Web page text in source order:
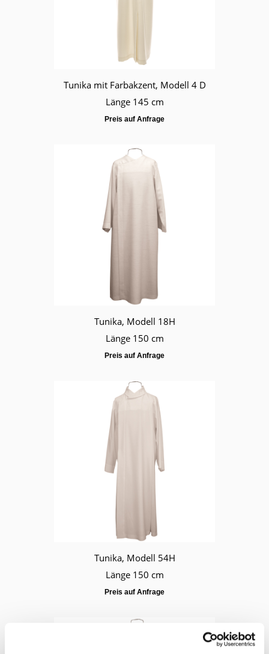
Tunika mit Farbakzent, Modell 4 D
Länge 145 cm
Preis auf Anfrage
Tunika, Modell 18H
Länge 150 cm
Preis auf Anfrage
Tunika, Modell 54H
Länge 150 cm
Preis auf Anfrage